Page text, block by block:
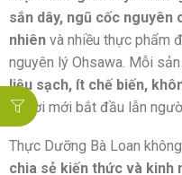
sắn dây, ngũ cốc nguyên
nhiên và nhiều thực phẩm
nguyên lý Ohsawa. Mỗi
liệu sạch, ít chế biến,
người mới bắt đầu lẫn
Thực Dưỡng Bà Loan
chia sẻ kiến thức và kinh